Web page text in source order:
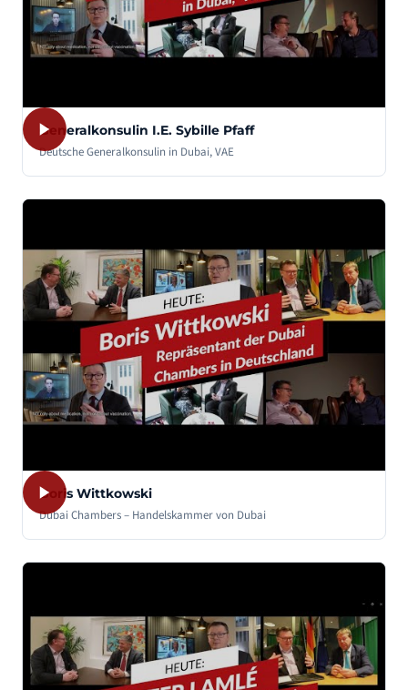
Generalkonsulin I.E. Sybille Pfaff
Deutsche Generalkonsulin in Dubai, VAE
Boris Wittkowski
Dubai Chambers – Handelskammer von Dubai